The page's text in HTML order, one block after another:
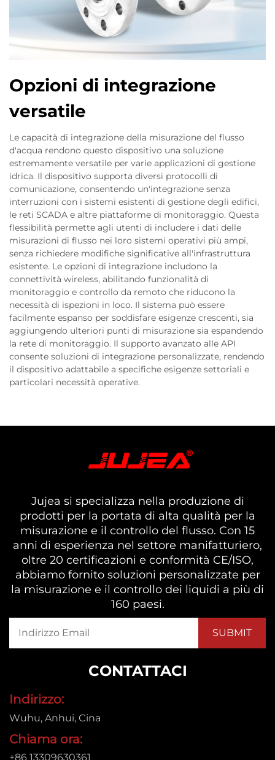
Opzioni di integrazione
versatile
Le capacità di integrazione della misurazione del flusso
d'acqua rendono questo dispositivo una soluzione
estremamente versatile per varie applicazioni di gestione
idrica. Il dispositivo supporta diversi protocolli di
comunicazione, consentendo un'integrazione senza
interruzioni con i sistemi esistenti di gestione degli edifici,
le reti SCADA e altre piattaforme di monitoraggio. Questa
flessibilità permette agli utenti di includere i dati delle
misurazioni di flusso nei loro sistemi operativi più ampi,
senza richiedere modifiche significative all'infrastruttura
esistente. Le opzioni di integrazione includono la
connettività wireless, abilitando funzionalità di
monitoraggio e controllo da remoto che riducono la
necessità di ispezioni in loco. Il sistema può essere
facilmente espanso per soddisfare esigenze crescenti, sia
aggiungendo ulteriori punti di misurazione sia espandendo
la rete di monitoraggio. Il supporto avanzato alle API
consente soluzioni di integrazione personalizzate, rendendo
il dispositivo adattabile a specifiche esigenze settoriali e
particolari necessità operative.
Jujea si specializza nella produzione di
prodotti per la portata di alta qualità per la
misurazione e il controllo del flusso. Con 15
anni di esperienza nel settore manifatturiero,
oltre 20 certificazioni e conformità CE/ISO,
abbiamo fornito soluzioni personalizzate per
la misurazione e il controllo dei liquidi a più di
160 paesi.
CONTATTACI
Indirizzo:
Wuhu, Anhui, Cina
Chiama ora:
+86 13309630361